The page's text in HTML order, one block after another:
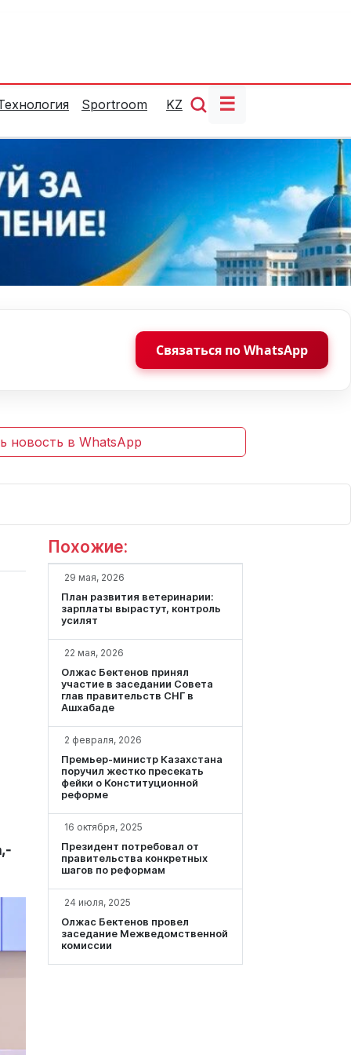
Sportroom KZ ☰
Связаться по WhatsApp
новость в WhatsApp
Похожие:
29 мая, 2026
План развития ветеринарии:
зарплаты вырастут, контроль
усилят
22 мая, 2026
Олжас Бектенов принял
участие в заседании Совета
глав правительств СНГ в
Ашхабаде
2 февраля, 2026
Премьер-министр Казахстана
поручил жестко пресекать
фейки о Конституционной
реформе
16 октября, 2025
Президент потребовал от
правительства конкретных
шагов по реформам
24 июля, 2025
Олжас Бектенов провел
заседание Межведомственной
комиссии